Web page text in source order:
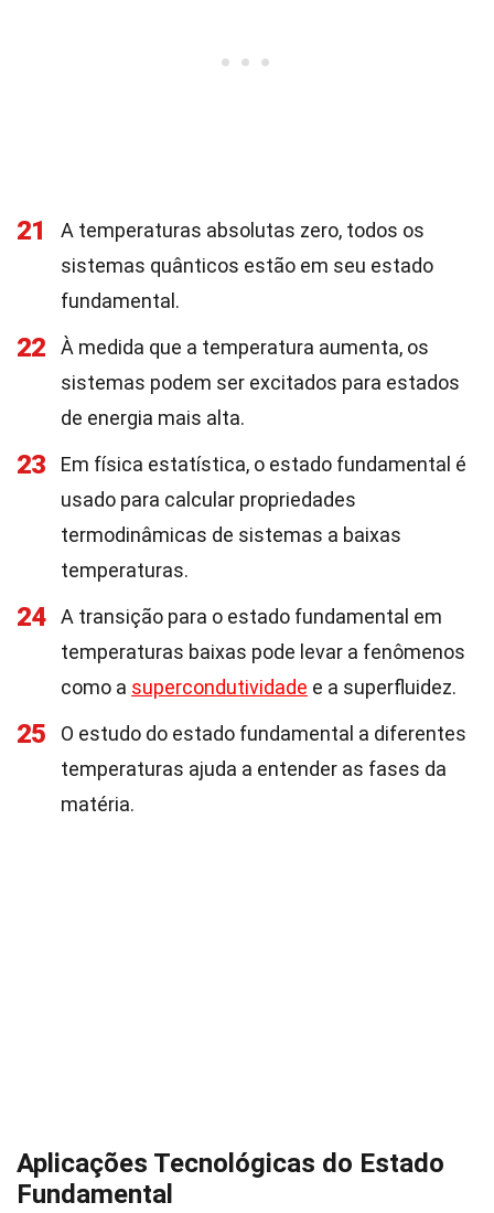
21
A temperaturas absolutas zero, todos os
sistemas quânticos estão em seu estado
fundamental.
22
À medida que a temperatura aumenta, os
sistemas podem ser excitados para estados
de energia mais alta.
23
Em física estatística, o estado fundamental é
usado para calcular propriedades
termodinâmicas de sistemas a baixas
temperaturas.
24
A transição para o estado fundamental em
temperaturas baixas pode levar a fenômenos
como a supercondutividade e a superfluidez.
25
O estudo do estado fundamental a diferentes
temperaturas ajuda a entender as fases da
matéria.
Aplicações Tecnológicas do Estado
Fundamental